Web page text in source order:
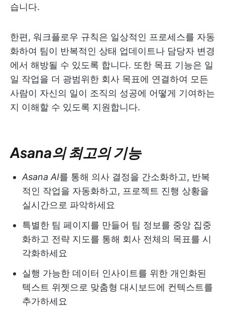
습니다.
한편, 워크플로우 규칙은 일상적인 프로세스를 자동
화하여 팀이 반복적인 상태 업데이트나 담당자 변경
에서 해방될 수 있도록 합니다. 또한 목표 기능은 일
일 작업을 더 광범위한 회사 목표에 연결하여 모든
사람이 자신의 일이 조직의 성공에 어떻게 기여하는
지 이해할 수 있도록 지원합니다.
Asana의 최고의 기능
Asana AI를 통해 의사 결정을 간소화하고, 반복
적인 작업을 자동화하고, 프로젝트 진행 상황을
실시간으로 파악하세요
특별한 팀 페이지를 만들어 팀 정보를 중앙 집중
화하고 전략 지도를 통해 회사 전체의 목표를 시
각화하세요
실행 가능한 데이터 인사이트를 위한 개인화된
텍스트 위젯으로 맞춤형 대시보드에 컨텍스트를
추가하세요